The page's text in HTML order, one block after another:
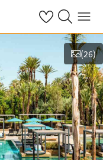
OmatHaku Valikko
(26)